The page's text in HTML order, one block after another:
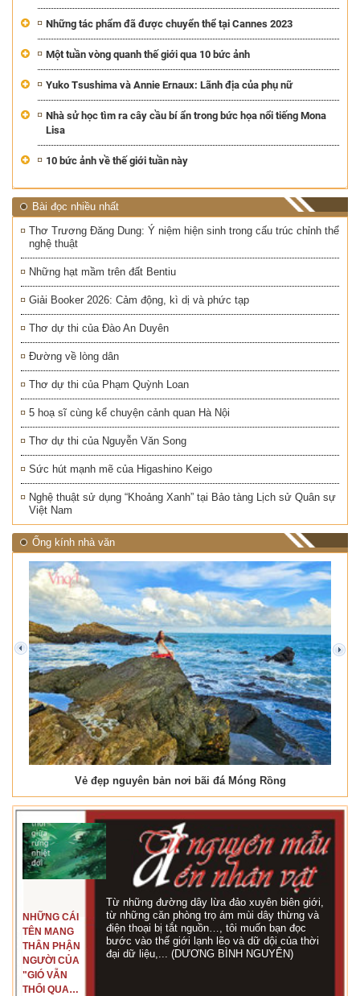
Những tác phẩm đã được chuyển thể tại Cannes 2023
Một tuần vòng quanh thế giới qua 10 bức ảnh
Yuko Tsushima và Annie Ernaux: Lãnh địa của phụ nữ
Nhà sử học tìm ra cây cầu bí ẩn trong bức họa nổi tiếng Mona
Lisa
10 bức ảnh về thế giới tuần này
Bài đọc nhiều nhất
Thơ Trương Đăng Dung: Ý niệm hiện sinh trong cấu trúc chỉnh thể
nghệ thuật
Những hạt mầm trên đất Bentiu
Giải Booker 2026: Cảm động, kì dị và phức tạp
Thơ dự thi của Đào An Duyên
Đường về lòng dân
Thơ dự thi của Phạm Quỳnh Loan
5 hoạ sĩ cùng kể chuyện cảnh quan Hà Nội
Thơ dự thi của Nguyễn Văn Song
Sức hút mạnh mẽ của Higashino Keigo
Nghệ thuật sử dụng “Khoảng Xanh” tại Bảo tàng Lịch sử Quân sự
Việt Nam
Ống kính nhà văn
Vẻ đẹp nguyên bản nơi bãi đá Móng Rồng
prev next
NHỮNG CÁI
TÊN MANG
THÂN PHẬN
NGƯỜI CỦA
"GIÓ VẪN
THỔI QUA
Từ những đường dây lừa đảo xuyên biên giới,
từ những căn phòng trọ ám mùi dây thừng và
điện thoại bị tắt nguồn…, tôi muốn bạn đọc
bước vào thế giới lạnh lẽo và dữ dội của thời
đại dữ liệu,... (DƯƠNG BÌNH NGUYÊN)